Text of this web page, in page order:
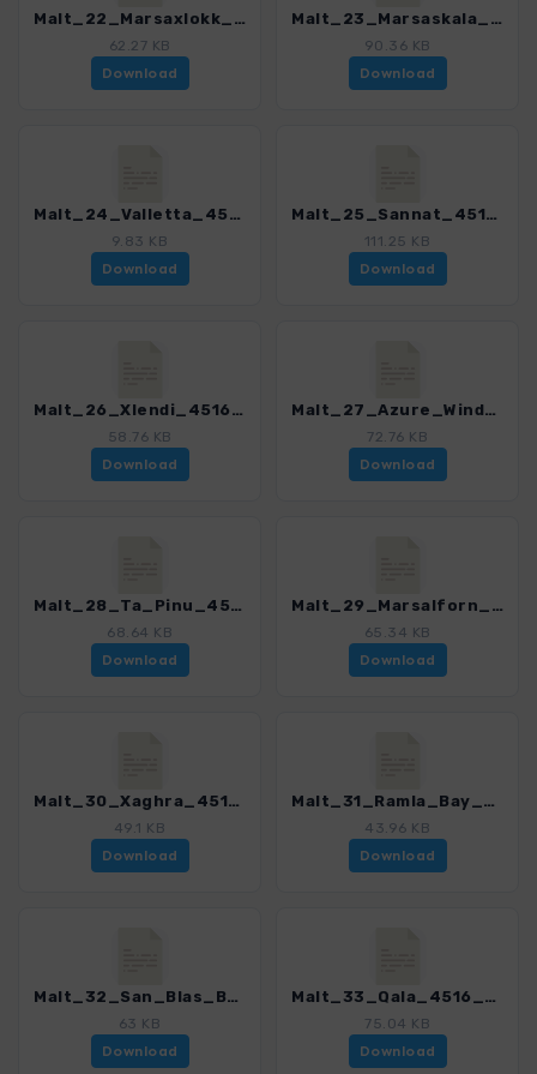
Malt_22_Marsaxlokk_4516_2.gpx
62.27 KB
Download
Malt_23_Marsaskala_4516_2.gpx
90.36 KB
Download
Malt_24_Valletta_4516_2.gpx
9.83 KB
Download
Malt_25_Sannat_4516_2.gpx
111.25 KB
Download
Malt_26_Xlendi_4516_2.gpx
58.76 KB
Download
Malt_27_Azure_Window_4516_2.gpx
72.76 KB
Download
Malt_28_Ta_Pinu_4516_2.gpx
68.64 KB
Download
Malt_29_Marsalforn_4516_2.gpx
65.34 KB
Download
Malt_30_Xaghra_4516_2.gpx
49.1 KB
Download
Malt_31_Ramla_Bay_4516_2.gpx
43.96 KB
Download
Malt_32_San_Blas_Bay_4516_2.gpx
63 KB
Download
Malt_33_Qala_4516_2.gpx
75.04 KB
Download